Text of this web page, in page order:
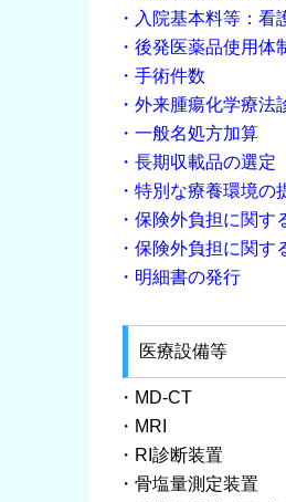
・入院基本料等：
・後発医薬品使用体
・手術件数
・外来腫瘍化学療法
・一般名処方加算
・長期収載品の選定
・特別な療養環境の
・保険外負担に関
・保険外負担に関
・明細書の発行
医療設備等
・MD-CT
・MRI
・RI診断装置
・骨塩量測定装置